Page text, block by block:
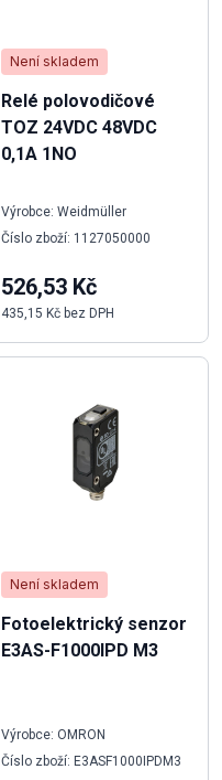
Není skladem
Relé polovodičové
TOZ 24VDC 48VDC
0,1A 1NO
Výrobce: Weidmüller
Číslo zboží: 1127050000
526,53 Kč
435,15 Kč bez DPH
Není skladem
Fotoelektrický senzor
E3AS-F1000IPD M3
Výrobce: OMRON
Číslo zboží: E3ASF1000IPDM3